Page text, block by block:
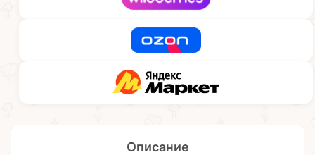
Описание